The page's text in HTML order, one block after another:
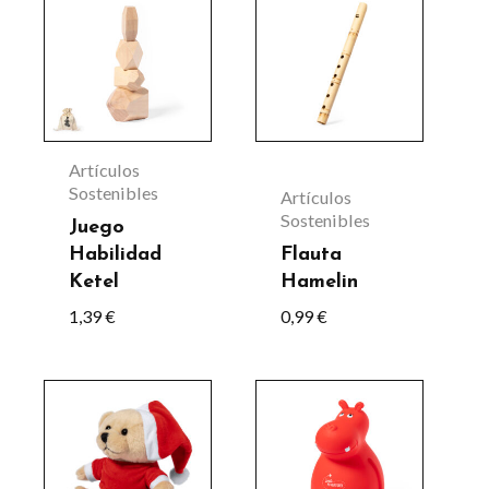
Artículos
Sostenibles
Juego
Habilidad
Ketel
1,39€
Artículos
Sostenibles
Flauta
Hamelin
0,99€
producto
tiene